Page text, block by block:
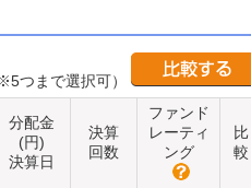
つまで選択可）
分配金
(円)
決算日
決算
回数
ファンド
レーティ
ング
比
較